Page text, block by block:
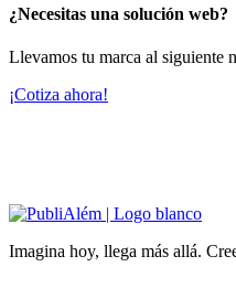
¿Necesitas una solución web?
Llevamos tu marca al siguiente
¡Cotiza ahora!
Imagina hoy, llega más allá.